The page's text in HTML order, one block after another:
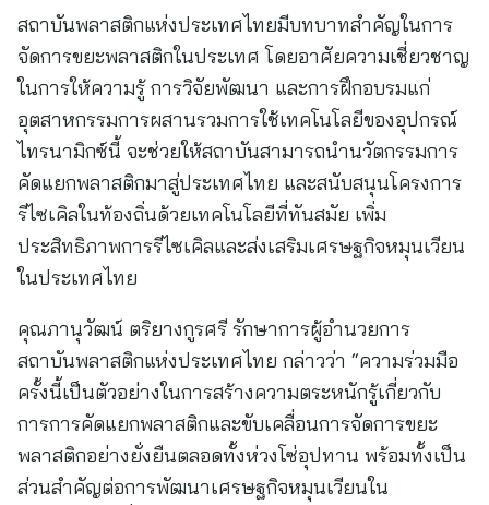
สถาบันพลาสติกแห่งประเทศไทยมีบทบาทสําคัญในการ
จัดการขยะพลาสติกในประเทศ โดยอาศัยความเชี่ยวชาญ
ในการให้ความรู้ การวิจัยพัฒนา และการฝึกอบรมแก่
อุตสาหกรรมการผสานรวมการใช้เทคโนโลยีของอุปกรณ์
ไทรนามิกซ์นี้ จะช่วยให้สถาบันสามารถนํานวัตกรรมการ
คัดแยกพลาสติกมาสู่ประเทศไทย และสนับสนุนโครงการ
รีไซเคิลในท้องถิ่นด้วยเทคโนโลยีที่ทันสมัย เพิ่ม
ประสิทธิภาพการรีไซเคิลและส่งเสริมเศรษฐกิจหมุนเวียน
ในประเทศไทย
คุณภานุวัฒน์ ตริยางกูรศรี รักษาการผู้อำนวยการ
สถาบันพลาสติกแห่งประเทศไทย กล่าวว่า “ความร่วมมือ
ครั้งนี้เป็นตัวอย่างในการสร้างความตระหนักรู้เกี่ยวกับ
การการคัดแยกพลาสติกและขับเคลื่อนการจัดการขยะ
พลาสติกอย่างยั่งยืนตลอดทั้งห่วงโซ่อุปทาน พร้อมทั้งเป็น
ส่วนสำคัญต่อการพัฒนาเศรษฐกิจหมุนเวียนใน